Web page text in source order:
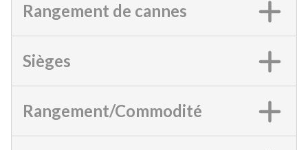
Rangement de cannes
Sièges
Rangement/Commodité